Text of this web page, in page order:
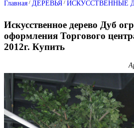
Главная ДЕРЕВЬЯ ИСКУССТВЕННЫЕ
Искусственное дерево Дуб
оформления Торгового
2012г. Купить